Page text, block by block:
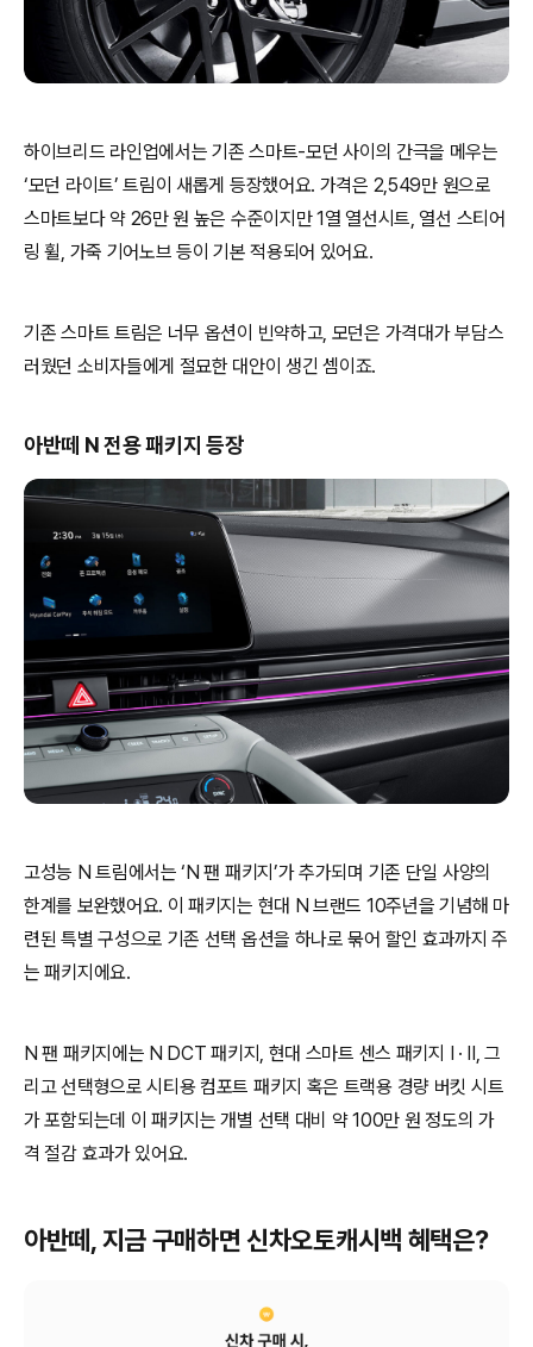
하이브리드 라인업에서는 기존 스마트-모던 사이의 간극을 메우는
‘모던 라이트’ 트림이 새롭게 등장했어요. 가격은 2,549만 원으로
스마트보다 약 26만 원 높은 수준이지만 1열 열선시트, 열선 스티어
링 휠, 가죽 기어노브 등이 기본 적용되어 있어요.
기존 스마트 트림은 너무 옵션이 빈약하고, 모던은 가격대가 부담스
러웠던 소비자들에게 절묘한 대안이 생긴 셈이죠.
아반떼 N 전용 패키지 등장
고성능 N 트림에서는 ‘N 팬 패키지’가 추가되며 기존 단일 사양의
한계를 보완했어요. 이 패키지는 현대 N 브랜드 10주년을 기념해 마
련된 특별 구성으로 기존 선택 옵션을 하나로 묶어 할인 효과까지 주
는 패키지에요.
N 팬 패키지에는 N DCT 패키지, 현대 스마트 센스 패키지 I · II, 그
리고 선택형으로 시티용 컴포트 패키지 혹은 트랙용 경량 버킷 시트
가 포함되는데 이 패키지는 개별 선택 대비 약 100만 원 정도의 가
격 절감 효과가 있어요.
아반떼, 지금 구매하면 신차오토캐시백 혜택은?